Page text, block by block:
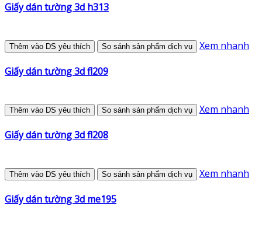
Giấy dán tường 3d h313
Thêm vào DS yêu thích So sánh sản phẩm dịch vụ Xem nhanh
Giấy dán tường 3d fl209
Thêm vào DS yêu thích So sánh sản phẩm dịch vụ Xem nhanh
Giấy dán tường 3d fl208
Thêm vào DS yêu thích So sánh sản phẩm dịch vụ Xem nhanh
Giấy dán tường 3d me195